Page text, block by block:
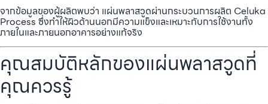
จากข้อมูลของผู้ผลิตพบว่า แผ่นพลาสวูดผ่านกระบวนการผลิต Celuka
Process ซึ่งทำให้ผิวด้านนอกมีความแข็งและเหมาะกับการใช้งานทั้ง
ภายในและภายนอกอาคารอย่างแท้จริง
คุณสมบัติหลักของแผ่นพลาสวูดที่
คุณควรรู้